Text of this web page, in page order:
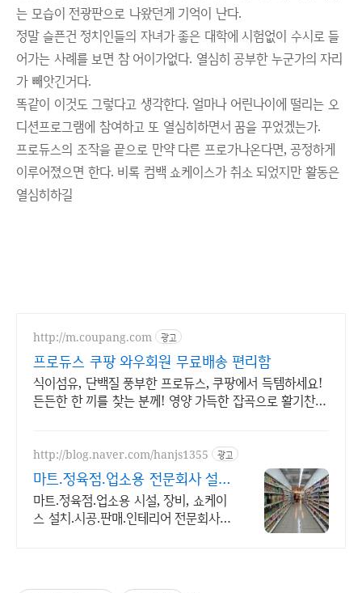
는 모습이 전광판으로 나왔던게 기억이 난다.
정말 슬픈건 정치인들의 자녀가 좋은 대학에 시험없이 수시로 들
어가는 사례를 보면 참 어이가없다. 열심히 공부한 누군가의 자리
가 빼앗긴거다.
똑같이 이것도 그렇다고 생각한다. 얼마나 어린나이에 떨리는 오
디션프로그램에 참여하고 또 열심히하면서 꿈을 꾸었겠는가.
프로듀스의 조작을 끝으로 만약 다른 프로가나온다면, 공정하게
이루어졌으면 한다. 비록 컴백 쇼케이스가 취소 되었지만 활동은
열심히하길
http://m.coupang.com 광고
프로듀스 쿠팡 와우회원 무료배송 편리함
식이섬유, 단백질 풍부한 프로듀스, 쿠팡에서 득템하세요!
든든한 한 끼를 찾는 분께! 영양 가득한 잡곡으로 활기찬
http://blog.naver.com/hanjs1355 광고
마트.정육점.업소용 전문회사 설계
부터 시공까지 완벽처리!
마트.정육점.업소용 시설, 장비, 쇼케이
스 설치.시공.판매.인테리어 전문회사